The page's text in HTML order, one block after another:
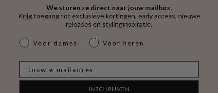
We sturen ze direct naar jouw mailbox.
Krijg toegang tot exclusieve kortingen, early access, nieuwe
releases en stylinginspiratie.
dames & heren
Voor dames Voor heren
INSCHRIJVEN